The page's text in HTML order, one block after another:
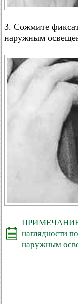
3. Сожмите
наружным
ПРИМЕЧАНИЕ:
наглядности
наружным